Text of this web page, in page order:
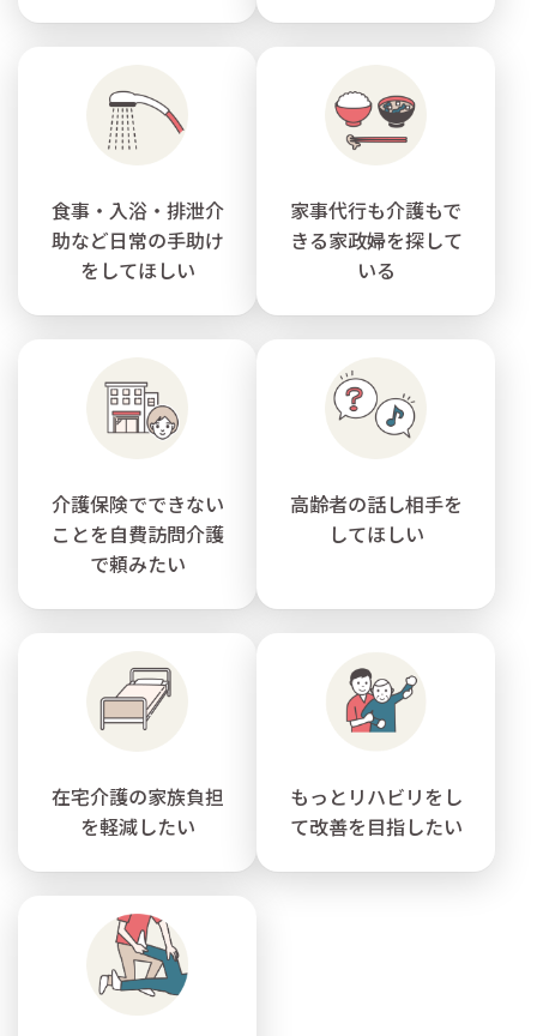
食事・入浴・排泄介
助など日常の手助け
をしてほしい
家事代行も介護もで
きる家政婦を探して
いる
介護保険でできない
ことを自費訪問介護
で頼みたい
高齢者の話し相手を
してほしい
在宅介護の家族負担
を軽減したい
もっとリハビリをし
て改善を目指したい